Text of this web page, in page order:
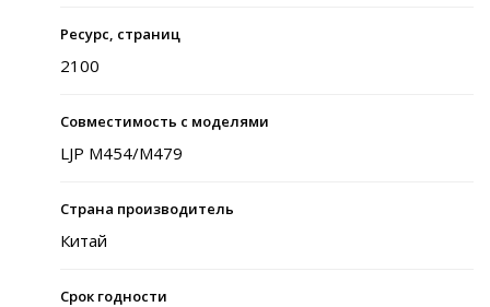
Ресурс, страниц
2100
Совместимость с моделями
LJP M454/M479
Страна производитель
Китай
Срок годности